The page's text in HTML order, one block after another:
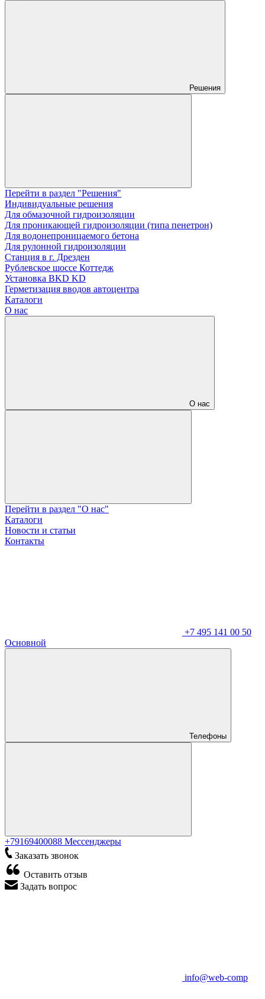
Решения
Перейти в раздел "Решения"
Индивидуальные решения
Для обмазочной гидроизоляции
Для проникающей гидроизоляции (типа пенетрон)
Для водонепроницаемого бетона
Для рулонной гидроизоляции
Станция в г. Дрезден
Рублевское шоссе Коттедж
Установка BKD KD
Герметизация вводов автоцентра
Каталоги
О нас
О нас
Перейти в раздел "О нас"
Каталоги
Новости и статьи
Контакты
+7 495 141 00 50
Основной
Телефоны
+79169400088 Мессенджеры
Заказать звонок
Оставить отзыв
Задать вопрос
info@web-comp